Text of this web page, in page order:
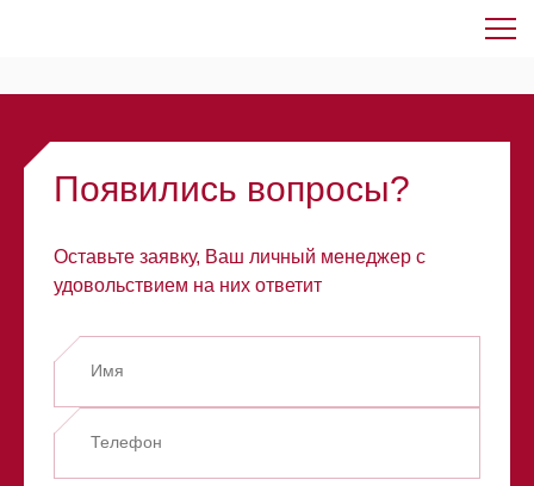
Появились вопросы?
Оставьте заявку, Ваш личный менеджер с
удовольствием на них ответит